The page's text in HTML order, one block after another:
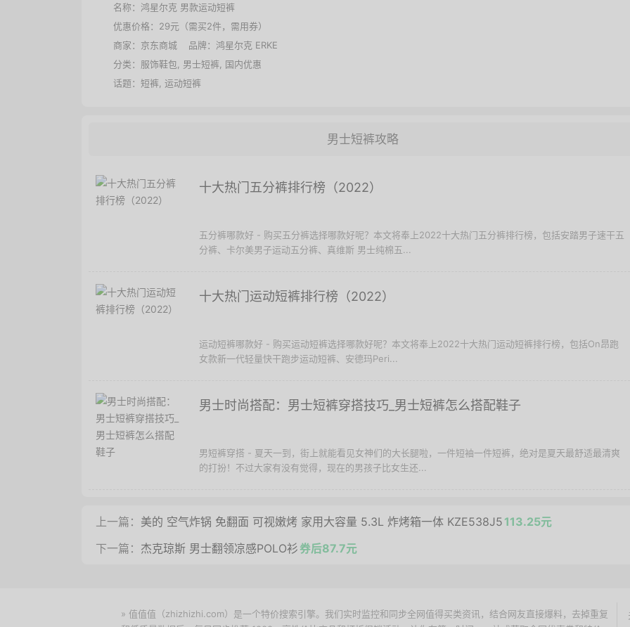
名称： 鸿星尔克 男款运动短裤
优惠价格： 29元（需买2件，需用券）
商家： 京东商城 品牌： 鸿星尔克 ERKE
分类： 服饰鞋包 男士短裤 国内优惠
话题： 短裤 运动短裤
男士短裤攻略
十大热门五分裤排行榜（2022）
五分裤哪款好 - 购买五分裤选择哪款好呢？本文将奉上2022十大热门五分裤排行榜，包括安踏男子速干五
分裤、卡尔美男子运动五分裤、真维斯 男士纯棉五...
十大热门运动短裤排行榜（2022）
运动短裤哪款好 - 购买运动短裤选择哪款好呢？本文将奉上2022十大热门运动短裤排行榜，包括On昂跑
女款新一代轻量快干跑步运动短裤、安德玛Peri...
男士时尚搭配：男士短裤穿搭技巧_男士短裤怎么搭配鞋子
男短裤穿搭 - 夏天一到，街上就能看见女神们的大长腿啦，一件短袖一件短裤，绝对是夏天最舒适最清爽
的打扮！不过大家有没有觉得，现在的男孩子比女生还...
上一篇： 美的 空气炸锅 免翻面 可视嫩烤 家用大容量 5.3L 炸烤箱一体 KZE538J5 113.25元
下一篇： 杰克琼斯 男士翻领凉感POLO衫券后87.7元
» 值值值（zhizhizhi.com）是一个特价搜索引擎。我们实时监控和同步全网值得买类资讯，结合网友直接爆料，去掉重复